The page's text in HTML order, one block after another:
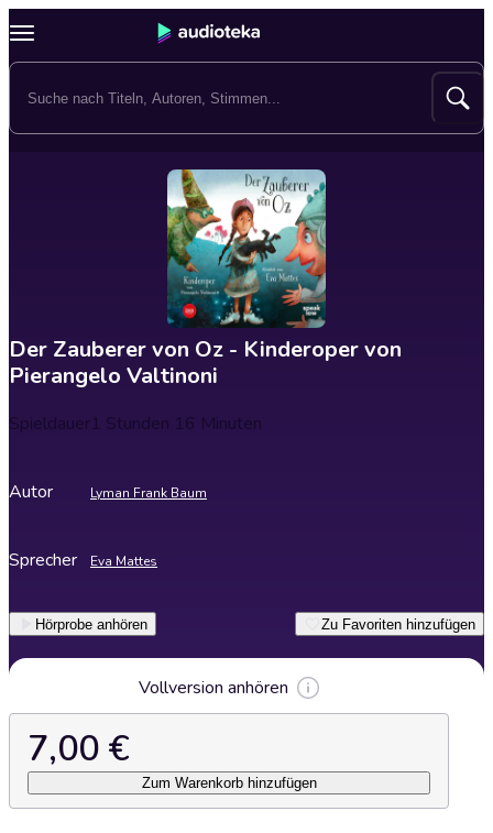
Der Zauberer von Oz - Kinderoper von
Pierangelo Valtinoni
Spieldauer1 Stunden 16 Minuten
Autor Lyman Frank Baum
Sprecher Eva Mattes
Hörprobe anhören Zu Favoriten hinzufügen
Vollversion anhören
7,00 €
Zum Warenkorb hinzufügen